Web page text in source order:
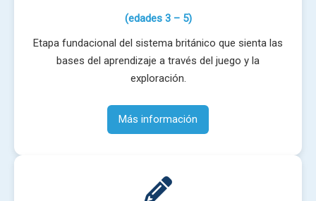
(edades 3 – 5)
Etapa fundacional del sistema británico que sienta las
bases del aprendizaje a través del juego y la
exploración.
Más información